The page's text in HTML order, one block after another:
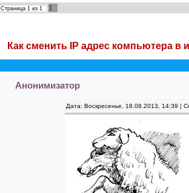
Страница 1 из 1 1
Как сменить IP адрес компьютера в
Анонимизатор
Дата: Воскресенье, 18.08.2013, 14:39 |